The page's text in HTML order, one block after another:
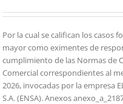
Por la cual se califican los casos
mayor como eximentes de
cumplimiento de las Normas de
Comercial correspondientes al
2026, invocadas por la empresa
S.A. (ENSA). Anexos